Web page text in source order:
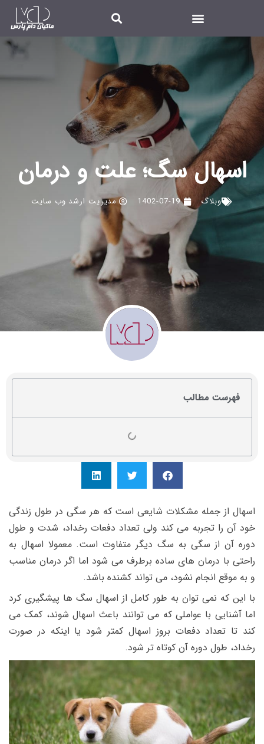
اسهال سگ؛ علت و درمان
وبلاگ 1402-07-19 مدیریت ارشد وب سایت
فهرست مطالب
اسهال از جمله مشکلات شایعی است که هر سگی در طول زندگی
خود آن را تجربه می کند ولی تعداد دفعات رخداد، شدت و طول
دوره آن از سگی به سگ دیگر متفاوت است. معمولا اسهال به
راحتی با درمان های ساده برطرف می شود اما اگر درمان مناسب
و به موقع انجام نشود، می تواند کشنده باشد.
با این که نمی توان به طور کامل از اسهال سگ ها پیشگیری کرد
اما آشنایی با عواملی که می توانند باعث اسهال شوند، کمک می
کند تا تعداد دفعات بروز اسهال کمتر شود یا اینکه در صورت
رخداد، طول دوره آن کوتاه تر شود.